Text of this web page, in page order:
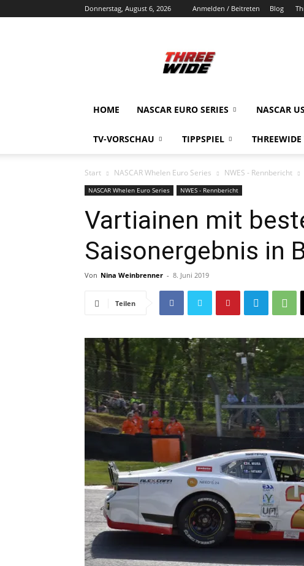
Donnerstag, August 6, 2026 Anmelden / Beitreten Blog
HOME NASCAR EURO SERIES NASCAR
TV-VORSCHAU TIPPSPIEL THREEWIDE
Start NASCAR Whelen Euro Series NWES - Rennbericht
NASCAR Whelen Euro Series NWES - Rennbericht
Vartiainen mit
Saisonergebnis in
Von Nina Weinbrenner - 8. Juni 2019
Teilen